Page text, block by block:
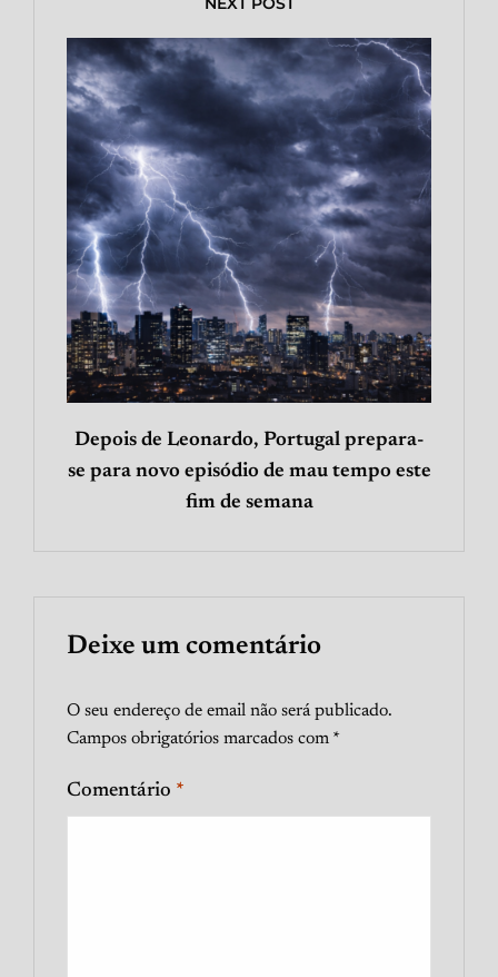
Depois de Leonardo, Portugal prepara-
se para novo episódio de mau tempo este
fim de semana
Deixe um comentário
O seu endereço de email não será publicado.
Campos obrigatórios marcados com *
Comentário *